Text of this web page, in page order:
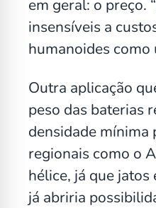
em geral: o preço.
insensíveis a
humanoides
Outra aplicação
peso das baterias
densidade mínima
regionais como o
hélice, já que
já abriria